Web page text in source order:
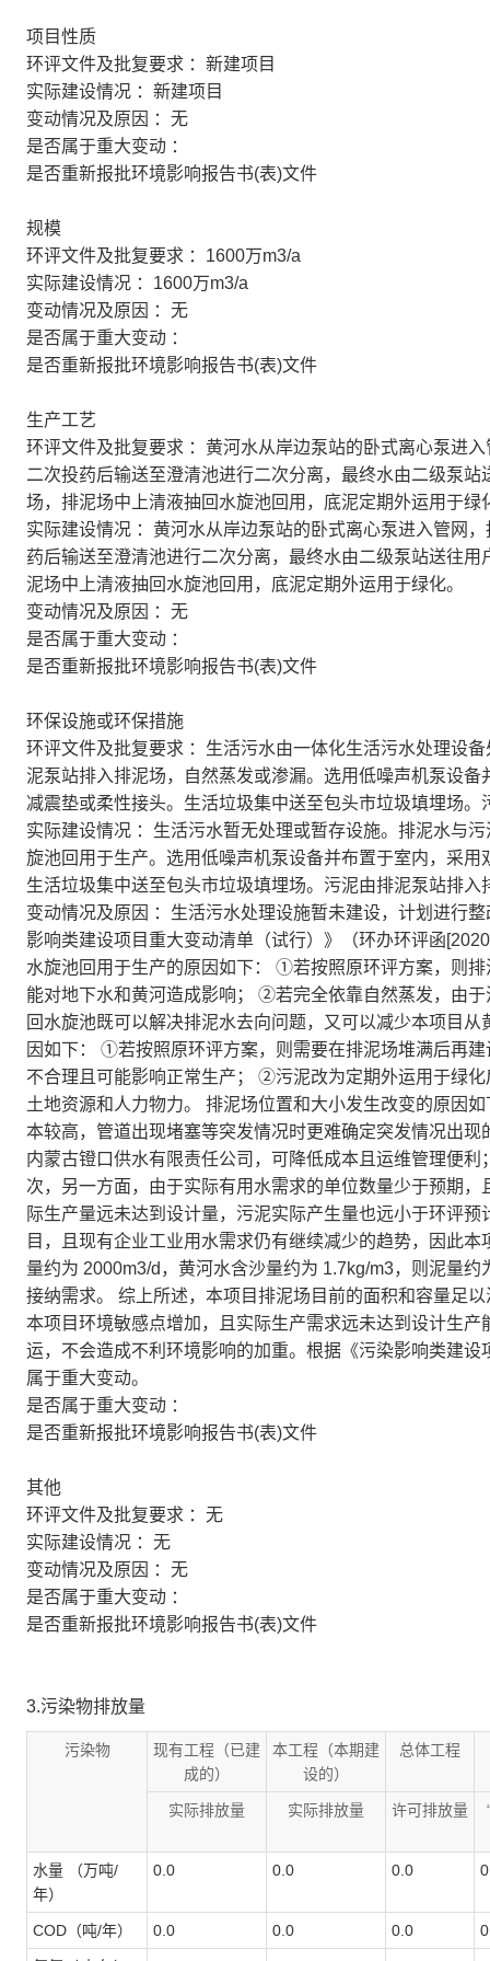
项目性质
环评文件及批复要求 ：新建项目
实际建设情况 ：新建项目
变动情况及原因 ：无
是否属于重大变动 ：
是否重新报批环境影响报告书(表)文件
规模
环评文件及批复要求 ：1600万m3/a
实际建设情况 ：1600万m3/a
变动情况及原因 ：无
是否属于重大变动 ：
是否重新报批环境影响报告书(表)文件
生产工艺
环评文件及批复要求 ：黄河水从岸边泵站的卧式离心泵进
二次投药后输送至澄清池进行二次分离，最终水由二级泵
场，排泥场中上清液抽回水旋池回用，底泥定期外运用于绿
实际建设情况 ：黄河水从岸边泵站的卧式离心泵进入管网
药后输送至澄清池进行二次分离，最终水由二级泵站送往
泥场中上清液抽回水旋池回用，底泥定期外运用于绿化。
变动情况及原因 ：无
是否属于重大变动 ：
是否重新报批环境影响报告书(表)文件
环保设施或环保措施
环评文件及批复要求 ：生活污水由一体化生活污水处理设
泥泵站排入排泥场，自然蒸发或渗漏。选用低噪声机泵设
减震垫或柔性接头。生活垃圾集中送至包头市垃圾填埋场
实际建设情况 ：生活污水暂无处理或暂存设施。排泥水与
旋池回用于生产。选用低噪声机泵设备并布置于室内，采
生活垃圾集中送至包头市垃圾填埋场。污泥由排泥泵站排入
变动情况及原因 ：生活污水处理设施暂未建设，计划进行
影响类建设项目重大变动清单（试行）》（环办环评函
水旋池回用于生产的原因如下： ①若按照原环评方案，则
能对地下水和黄河造成影响； ②若完全依靠自然蒸发，由
回水旋池既可以解决排泥水去向问题，又可以减少本项目
因如下： ①若按照原环评方案，则需要在排泥场堆满后再
不合理且可能影响正常生产； ②污泥改为定期外运用于绿
土地资源和人力物力。 排泥场位置和大小发生改变的原因
本较高，管道出现堵塞等突发情况时更难确定突发情况出
内蒙古镫口供水有限责任公司，可降低成本且运维管理便
次，另一方面，由于实际有用水需求的单位数量少于预期
际生产量远未达到设计量，污泥实际产生量也远小于环评
目，且现有企业工业用水需求仍有继续减少的趋势，因此
量约为 2000m3/d，黄河水含沙量约为 1.7kg/m3，则泥量
接纳需求。 综上所述，本项目排泥场目前的面积和容量足
本项目环境敏感点增加，且实际生产需求远未达到设计生
运，不会造成不利环境影响的加重。根据《污染影响类建
属于重大变动。
是否属于重大变动 ：
是否重新报批环境影响报告书(表)文件
其他
环评文件及批复要求 ：无
实际建设情况 ：无
变动情况及原因 ：无
是否属于重大变动 ：
是否重新报批环境影响报告书(表)文件
3.污染物排放量
污染物
现有工程（已建
成的）
本工程（本期建
设的）
总体工程
实际排放量 实际排放量 许可排放量
水量 （万吨/
年）
0.0 0.0 0.0
COD（吨/年） 0.0 0.0 0.0